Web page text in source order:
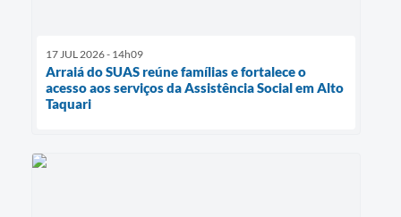
17 JUL 2026 - 14h09
Arraiá do SUAS reúne famílias e fortalece o
acesso aos serviços da Assistência Social em Alto
Taquari